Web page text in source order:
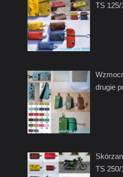
TS 125/
drugie
TS 250/